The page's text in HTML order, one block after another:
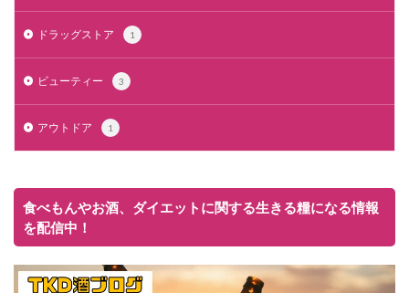
ドラッグストア 1
ビューティー 3
アウトドア 1
食べもんやお酒、ダイエットに関する生きる糧になる情報
を配信中！